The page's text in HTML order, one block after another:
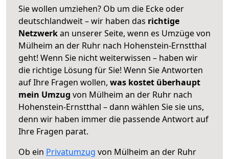
Sie wollen umziehen? Ob um die Ecke oder
deutschlandweit – wir haben das richtige
Netzwerkan unserer Seite, wenn es Umzüge von
Mülheim an der Ruhr nach Hohenstein-Ernstthal
geht! Wenn Sie nicht weiterwissen – haben wir
die richtige Lösung für Sie! Wenn Sie Antworten
auf Ihre Fragen wollen, was kostet überhaupt
mein Umzug von Mülheim an der Ruhr nach
Hohenstein-Ernstthal – dann wählen Sie sie uns,
denn wir haben immer die passende Antwort auf
Ihre Fragen parat.
Ob ein Privatumzug von Mülheim an der Ruhr